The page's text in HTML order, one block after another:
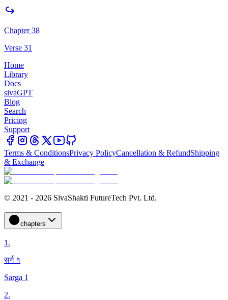
Chapter 38
Verse 31
Home
Library
Docs
sivaGPT
Blog
Search
Pricing
Support
Terms & ConditionsPrivacy PolicyCancellation & RefundShipping
& Exchange
© 2021 - 2026 SivaShakti FutureTech Pvt. Ltd.
chapters
1.
सर्ग १
Sarga 1
2.